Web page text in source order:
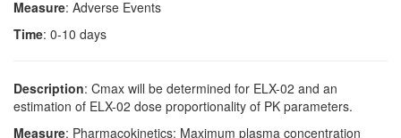
Measure: Adverse Events
Time: 0-10 days
Description: Cmax will be determined for ELX-02 and an
estimation of ELX-02 dose proportionality of PK parameters.
Measure: Pharmacokinetics: Maximum plasma concentration